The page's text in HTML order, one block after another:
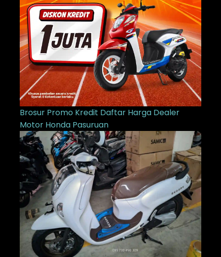
Brosur Promo Kredit Daftar Harga Dealer
Motor Honda Pasuruan